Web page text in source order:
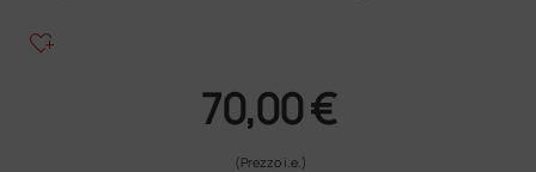
heart_plus
70,00 €
(Prezzo i.e.)